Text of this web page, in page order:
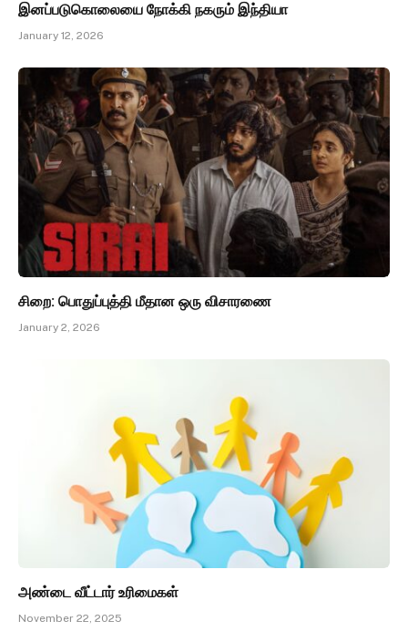
இனப்படுகொலையை நோக்கி நகரும் இந்தியா
January 12, 2026
சிறை: பொதுப்புத்தி மீதான ஒரு விசாரணை
January 2, 2026
அண்டை வீட்டார் உரிமைகள்
November 22, 2025